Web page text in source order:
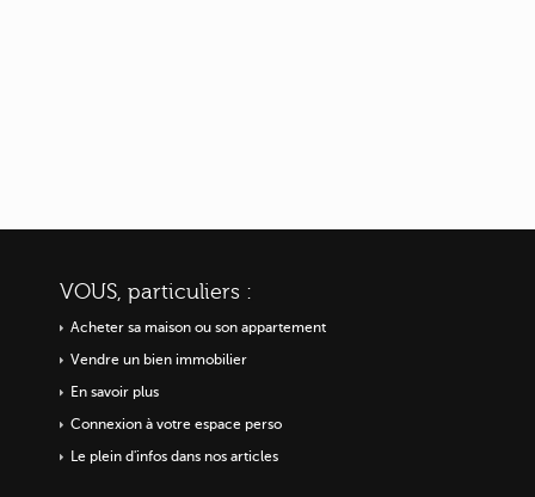
VOUS, particuliers :
Acheter sa maison ou son appartement
Vendre un bien immobilier
En savoir plus
Connexion à votre espace perso
Le plein d'infos dans nos articles